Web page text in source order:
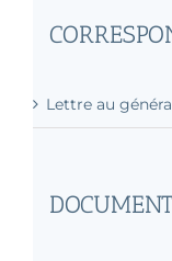
Lettre au